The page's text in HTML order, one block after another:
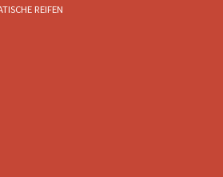
REIFEN
eloxierten Material.
bis 75 μm in Abhängigkeit vom
Methode bietet eine